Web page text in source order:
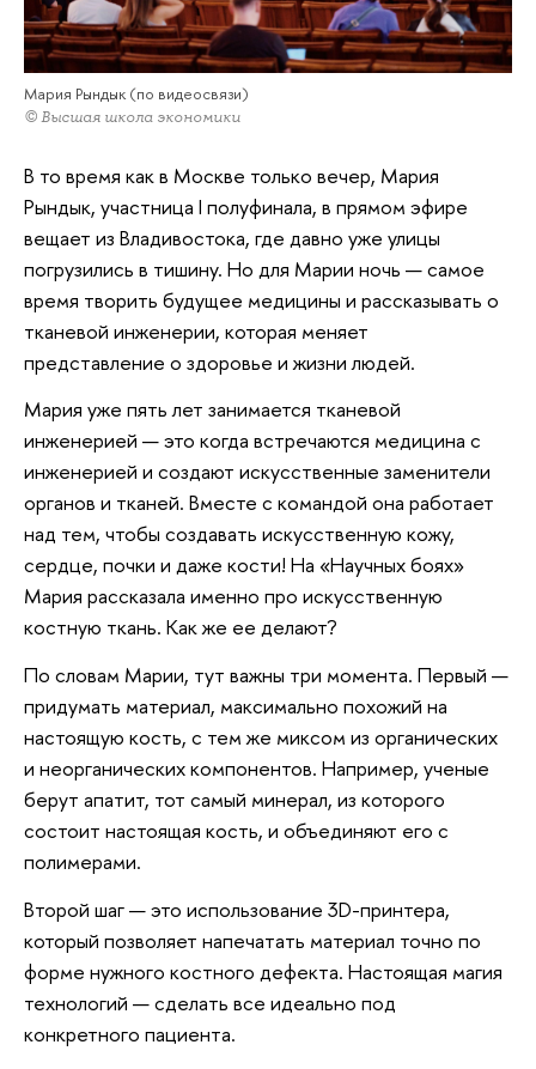
Мария Рындык (по видеосвязи)
© Высшая школа экономики
В то время как в Москве только вечер, Мария
Рындык, участница I полуфинала, в прямом эфире
вещает из Владивостока, где давно уже улицы
погрузились в тишину. Но для Марии ночь — самое
время творить будущее медицины и рассказывать о
тканевой инженерии, которая меняет
представление о здоровье и жизни людей.
Мария уже пять лет занимается тканевой
инженерией — это когда встречаются медицина с
инженерией и создают искусственные заменители
органов и тканей. Вместе с командой она работает
над тем, чтобы создавать искусственную кожу,
сердце, почки и даже кости! На «Научных боях»
Мария рассказала именно про искусственную
костную ткань. Как же ее делают?
По словам Марии, тут важны три момента. Первый —
придумать материал, максимально похожий на
настоящую кость, с тем же миксом из органических
и неорганических компонентов. Например, ученые
берут апатит, тот самый минерал, из которого
состоит настоящая кость, и объединяют его с
полимерами.
Второй шаг — это использование 3D-принтера,
который позволяет напечатать материал точно по
форме нужного костного дефекта. Настоящая магия
технологий — сделать все идеально под
конкретного пациента.